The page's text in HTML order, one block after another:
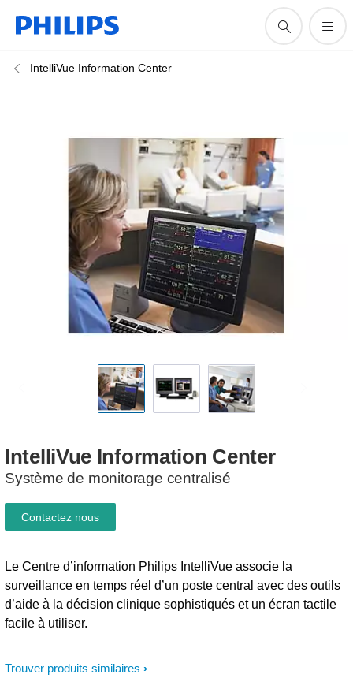
IntelliVue Information Center
IntelliVue Information Center
Système de monitorage centralisé
Trouver produits similaires
Le Centre d’information Philips IntelliVue associe la
surveillance en temps réel d’un poste central avec des outils
d’aide à la décision clinique sophistiqués et un écran tactile
facile à utiliser.
Contactez nous